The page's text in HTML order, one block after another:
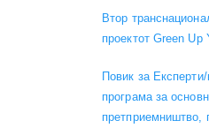
Втор
проектот Green Up
Повик за
програма за
претприемништво,